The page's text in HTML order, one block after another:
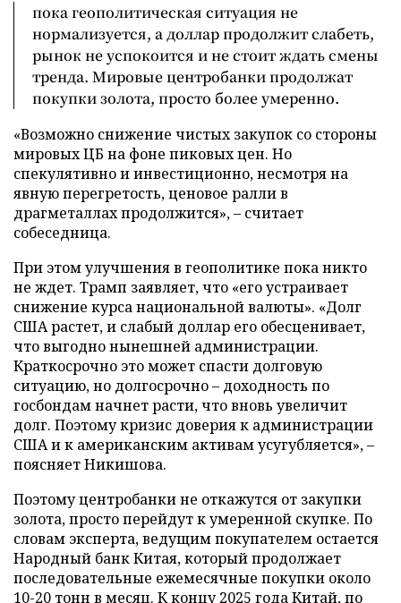
пока геополитическая ситуация не
нормализуется, а доллар продолжит слабеть,
рынок не успокоится и не стоит ждать смены
тренда. Мировые центробанки продолжат
покупки золота, просто более умеренно.
«Возможно снижение чистых закупок со стороны
мировых ЦБ на фоне пиковых цен. Но
спекулятивно и инвестиционно, несмотря на
явную перегретость, ценовое ралли в
драгметаллах продолжится», – считает
собеседница.
При этом улучшения в геополитике пока никто
не ждет. Трамп заявляет, что «его устраивает
снижение курса национальной валюты». «Долг
США растет, и слабый доллар его обесценивает,
что выгодно нынешней администрации.
Краткосрочно это может спасти долговую
ситуацию, но долгосрочно – доходность по
госбондам начнет расти, что вновь увеличит
долг. Поэтому кризис доверия к администрации
США и к американским активам усугубляется», –
поясняет Никишова.
Поэтому центробанки не откажутся от закупки
золота, просто перейдут к умеренной скупке. По
словам эксперта, ведущим покупателем остается
Народный банк Китая, который продолжает
последовательные ежемесячные покупки около
10-20 тонн в месяц. К концу 2025 года Китай, по